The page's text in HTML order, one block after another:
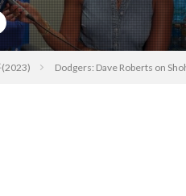
Dodgers: Dave Roberts on